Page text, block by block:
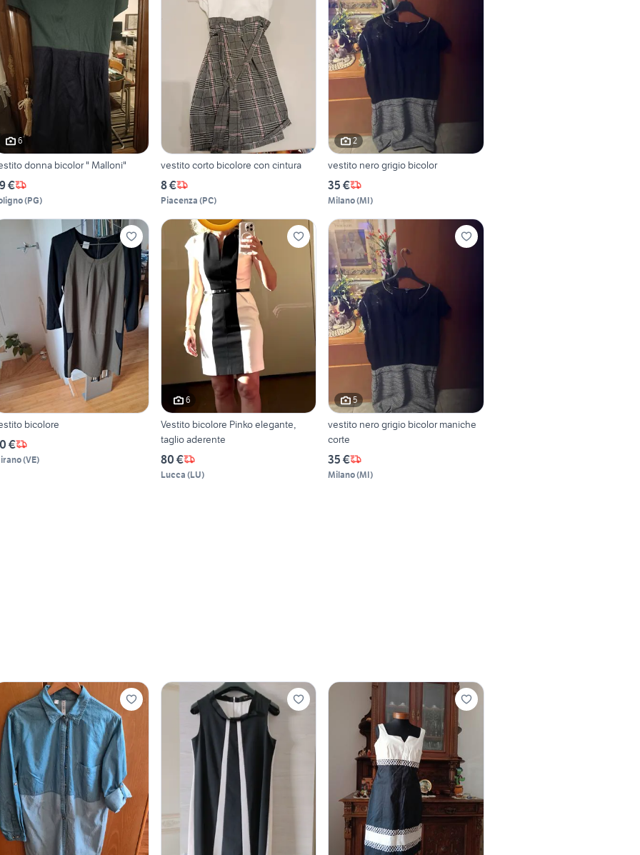
6
donna bicolor " Malloni"
€
(PG)
vestito corto bicolore con cintura
8 €
Piacenza (PC)
2
vestito nero grigio bicolor
35 €
Milano(MI)
bicolore
€
(VE)
6
Vestito bicolore Pinko elegante,
taglio aderente
80 €
Lucca (LU)
5
vestito nero grigio bicolor maniche
corte
35 €
Milano(MI)